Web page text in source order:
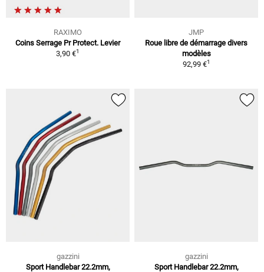
RAXIMO
Coins Serrage Pr Protect. Levier
3,90 €1
JMP
Roue libre de démarrage divers
modèles
92,99 €1
gazzini
Sport Handlebar 22.2mm,
gazzini
Sport Handlebar 22.2mm,